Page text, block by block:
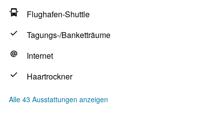
Flughafen-Shuttle
Tagungs-/Banketträume
Internet
Haartrockner
Alle 43 Ausstattungen anzeigen